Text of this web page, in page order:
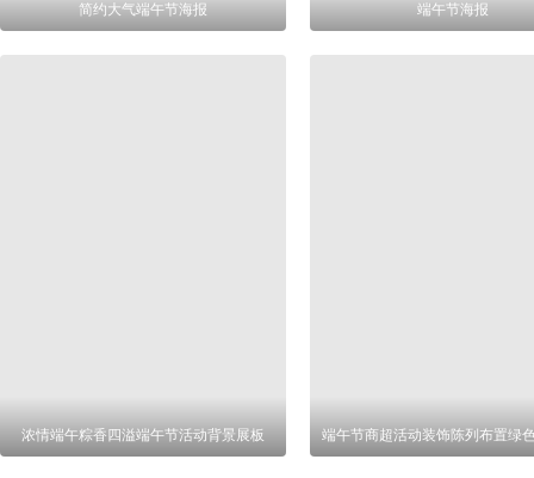
简约大气端午节海报 端午节海报
浓情端午粽香四溢端午节活动背景展板